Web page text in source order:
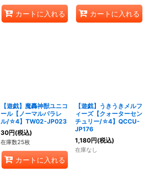
カートに入れる カートに入れる
【遊戯】魔轟神獣ユニコ
ール【ノーマルパラレ
ル/☆4】TW02-JP023
30円(税込)
在庫数25枚
カートに入れる
【遊戯】うきうきメルフ
ィーズ【クォーターセン
チュリー/☆4】QCCU-
JP176
1,180円(税込)
在庫なし